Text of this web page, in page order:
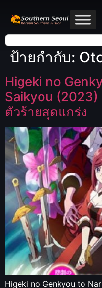
ป้ายกำกับ:
Higeki no
Saikyou
ตัวร้ายสุดแกร่ง
Higeki no Genkyou to